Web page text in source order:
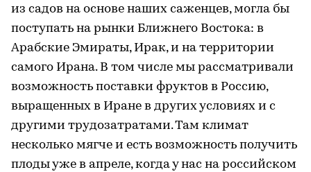
из садов на основе наших саженцев, могла бы
поступать на рынки Ближнего Востока: в
Арабские Эмираты, Ирак, и на территории
самого Ирана. В том числе мы рассматривали
возможность поставки фруктов в Россию,
выращенных в Иране в других условиях и с
другими трудозатратами. Там климат
несколько мягче и есть возможность получить
плоды уже в апреле, когда у нас на российском